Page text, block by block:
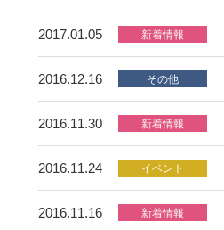
2017.01.05
2016.12.16
2016.11.30
2016.11.24
2016.11.16